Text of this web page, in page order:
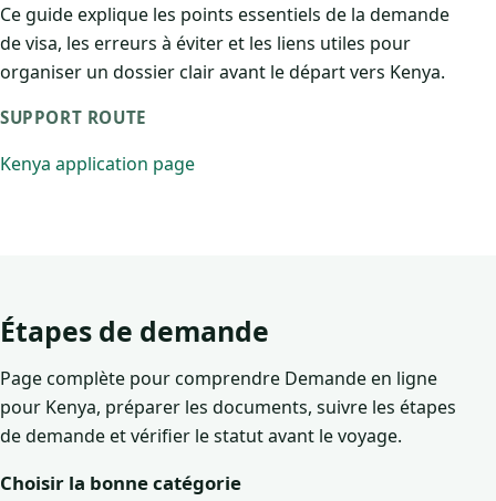
Ce guide explique les points essentiels de la demande
de visa, les erreurs à éviter et les liens utiles pour
organiser un dossier clair avant le départ vers Kenya.
SUPPORT ROUTE
Kenya application page
Étapes de demande
Page complète pour comprendre Demande en ligne
pour Kenya, préparer les documents, suivre les étapes
de demande et vérifier le statut avant le voyage.
Choisir la bonne catégorie